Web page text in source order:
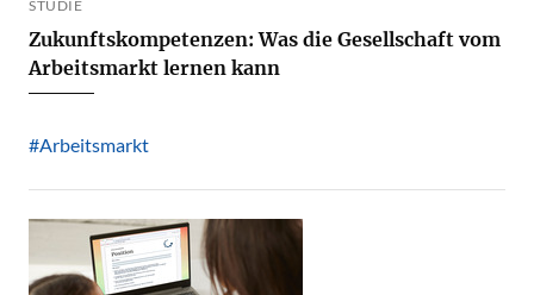
STUDIE
Zukunftskompetenzen: Was die Gesellschaft vom
Arbeitsmarkt lernen kann
#Arbeitsmarkt